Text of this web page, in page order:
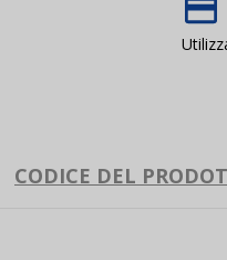
CODICE DEL